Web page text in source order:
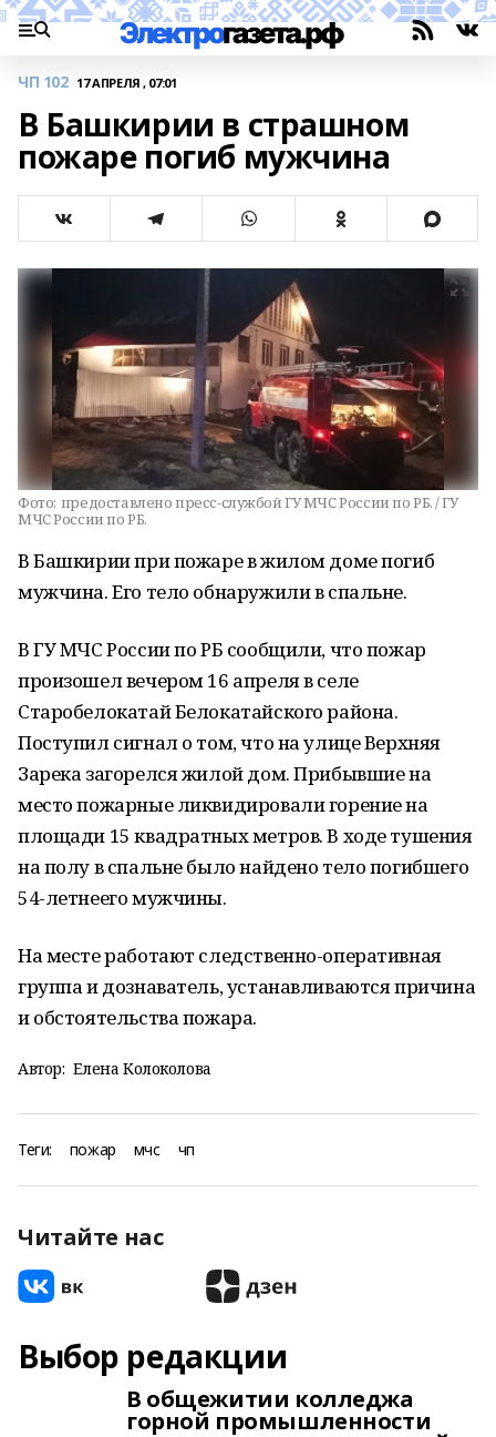
ЧП 102 17 АПРЕЛЯ , 07:01
В Башкирии в страшном
пожаре погиб мужчина
Фото: предоставлено пресс-службой ГУ МЧС России по РБ. / ГУ
МЧС России по РБ.
В Башкирии при пожаре в жилом доме погиб
мужчина. Его тело обнаружили в спальне.
В ГУ МЧС России по РБ сообщили, что пожар
произошел вечером 16 апреля в селе
Старобелокатай Белокатайского района.
Поступил сигнал о том, что на улице Верхняя
Зарека загорелся жилой дом. Прибывшие на
место пожарные ликвидировали горение на
площади 15 квадратных метров. В ходе тушения
на полу в спальне было найдено тело погибшего
54-летнеего мужчины.
На месте работают следственно-оперативная
группа и дознаватель, устанавливаются причина
и обстоятельства пожара.
Автор: Елена Колоколова
Теги: пожар мчс чп
Читайте нас
Выбор редакции
В общежитии колледжа
горной промышленности